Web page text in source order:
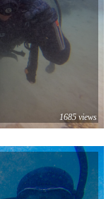
1685 views